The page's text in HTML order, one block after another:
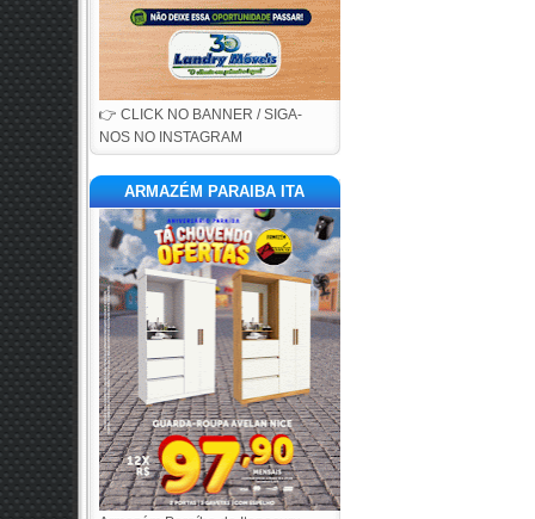
👉 CLICK NO BANNER / SIGA-
NOS NO INSTAGRAM
ARMAZÉM PARAIBA ITA